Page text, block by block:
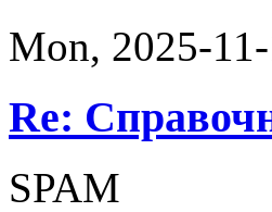
Mon, 2025-
Re:
SPAM